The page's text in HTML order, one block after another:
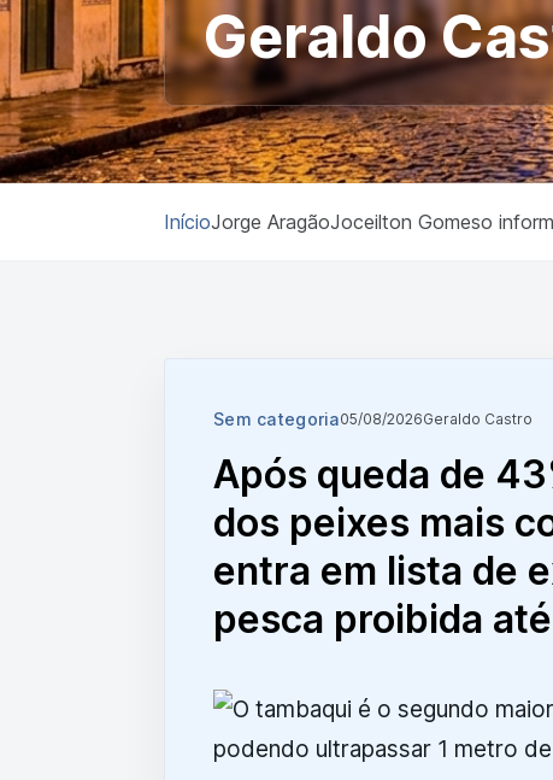
Geraldo
InícioJorge AragãoJoceilton Gomeso
Sem categoria05/08/2026Geraldo Castro
Após queda de
dos peixes mais
entra em lista de
pesca proibida